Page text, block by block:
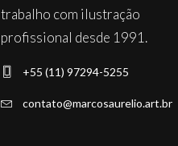
trabalho com ilustração
profissional desde 1991.
+55 (11) 97294-5255
contato@marcosaurelio.art.br